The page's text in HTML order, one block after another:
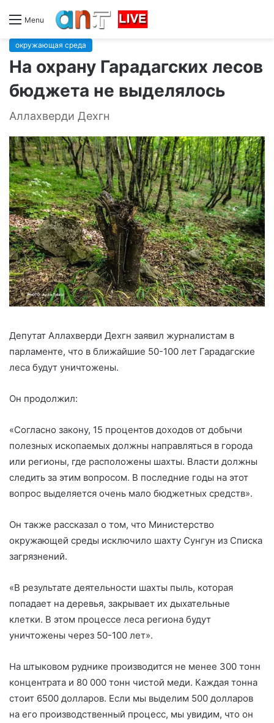
Menu
окружающая среда
На охрану Гарадагских лесов
бюджета не выделялось
Аллахверди Дехгн
Депутат Аллахверди Дехгн заявил журналистам в
парламенте, что в ближайшие 50-100 лет Гарадагские
леса будут уничтожены.
Он продолжил:
«Согласно закону, 15 процентов доходов от добычи
полезных ископаемых должны направляться в города
или регионы, где расположены шахты. Власти должны
следить за этим вопросом. В последние годы на этот
вопрос выделяется очень мало бюджетных средств».
Он также рассказал о том, что Министерство
окружающей среды исключило шахту Сунгун из Списка
загрязнений.
«В результате деятельности шахты пыль, которая
попадает на деревья, закрывает их дыхательные
клетки. В этом процессе леса региона будут
уничтожены через 50-100 лет».
На штыковом руднике производится не менее 300 тонн
концентрата и 80 000 тонн чистой меди. Каждая тонна
стоит 6500 долларов. Если мы выделим 500 долларов
на его производственный процесс, мы увидим, что он